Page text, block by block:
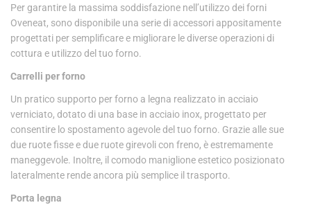
Per garantire la massima soddisfazione nell’utilizzo dei forni
Oveneat, sono disponibile una serie di accessori appositamente
progettati per semplificare e migliorare le diverse operazioni di
cottura e utilizzo del tuo forno.
Carrelli per forno
Un pratico supporto per forno a legna realizzato in acciaio
verniciato, dotato di una base in acciaio inox, progettato per
consentire lo spostamento agevole del tuo forno. Grazie alle sue
due ruote fisse e due ruote girevoli con freno, è estremamente
maneggevole. Inoltre, il comodo maniglione estetico posizionato
lateralmente rende ancora più semplice il trasporto.
Porta legna